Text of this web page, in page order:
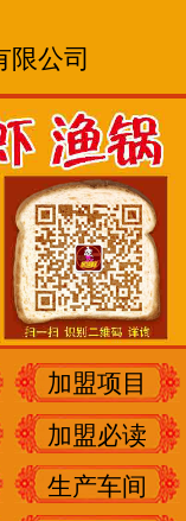
限公司
加盟项目
加盟必读
生产车间